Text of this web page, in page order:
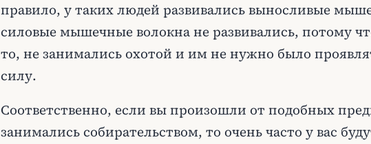
правило, у таких людей развивались выносливые
силовые мышечные волокна не развивались, потому
то, не занимались охотой и им не нужно было
силу.
Соответственно, если вы произошли от подобных
занимались собирательством, то очень часто у вас